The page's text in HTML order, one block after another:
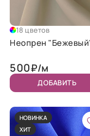
18 цветов
Неопрен
500₽/м
ДОБАВИТЬ
НОВИНКА
ХИТ